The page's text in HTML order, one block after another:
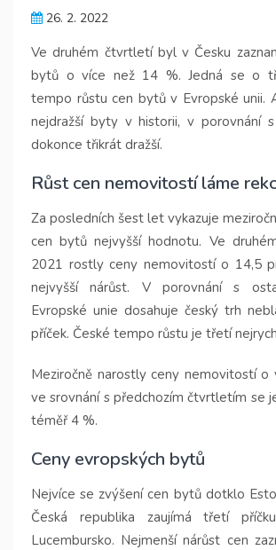
26. 2. 2022
Ve druhém čtvrtletí byl v Česku
bytů o více než 14 %. Jedná se o
tempo růstu cen bytů v Evropské unii.
nejdražší byty v historii, v porovnání
dokonce třikrát dražší.
Růst cen nemovitostí láme
Za posledních šest let vykazuje
cen bytů nejvyšší hodnotu. Ve
2021 rostly ceny nemovitostí o 14,5
nejvyšší nárůst. V porovnání s
Evropské unie dosahuje český trh
příček. České tempo růstu je třetí
Meziročně narostly ceny nemovitostí o
ve srovnání s předchozím čtvrtletím se
téměř 4 %.
Ceny evropských bytů
Nejvíce se zvýšení cen bytů dotklo
Česká republika zaujímá třetí
Lucembursko. Nejmenší nárůst cen